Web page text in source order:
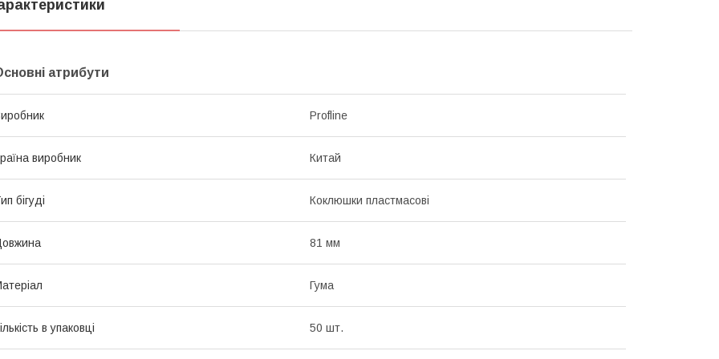
атрибути
Profline
виробник Китай
бігуді Коклюшки пластмасові
81 мм
Гума
в упаковці 50 шт.